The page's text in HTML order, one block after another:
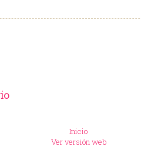
Inicio
Ver versión web